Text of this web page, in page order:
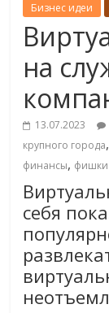
Бизнес идеи
на
13.07.2023
крупного города,
финансы, фишки
себя